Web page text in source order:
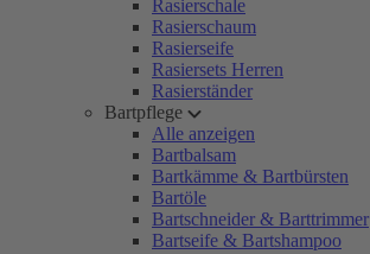
Rasierschale
Rasierschaum
Rasierseife
Rasiersets Herren
Rasierständer
Bartpflege
Alle anzeigen
Bartbalsam
Bartkämme & Bartbürsten
Bartöle
Bartschneider & Barttrimmer
Bartseife & Bartshampoo